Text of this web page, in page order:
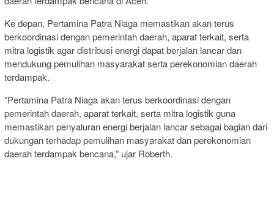
Ke depan, Pertamina Patra Niaga memastikan akan terus
berkoordinasi dengan pemerintah daerah, aparat terkait, serta
mitra logistik agar distribusi energi dapat berjalan lancar dan
mendukung pemulihan masyarakat serta perekonomian daerah
terdampak.
“Pertamina Patra Niaga akan terus berkoordinasi dengan
pemerintah daerah, aparat terkait, serta mitra logistik guna
memastikan penyaluran energi berjalan lancar sebagai bagian dari
dukungan terhadap pemulihan masyarakat dan perekonomian
daerah terdampak bencana,” ujar Roberth.